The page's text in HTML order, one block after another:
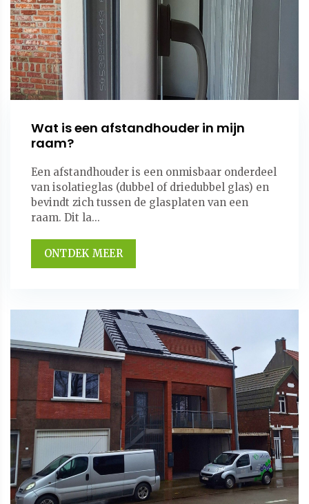
Wat is een afstandhouder in mijn
raam?
Een afstandhouder is een onmisbaar onderdeel
van isolatieglas (dubbel of driedubbel glas) en
bevindt zich tussen de glasplaten van een
raam. Dit la...
ONTDEK MEER